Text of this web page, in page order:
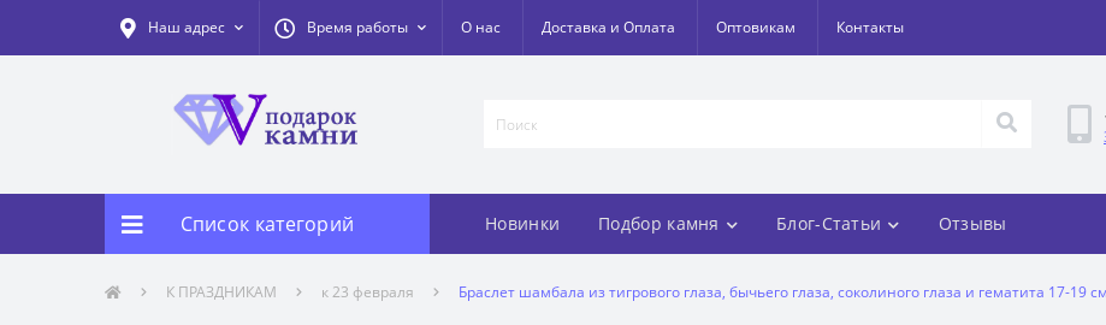
Наш адрес Время работы О нас Доставка и Оплата Оптовикам Контакты
Список категорий Новинки Подбор камня Блог-Статьи Отзывы
К ПРАЗДНИКАМ к 23 февраля Браслет шамбала из тигрового глаза, бычьего глаза, соколиного глаза и гематита 17-19 см